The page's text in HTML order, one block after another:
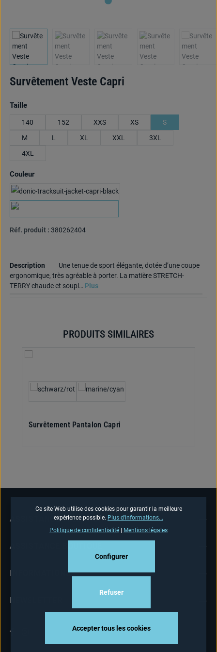
Survêtement Veste Capri
Sélectionnez
Taille
140 152 XXS XS
S
M
L XL XXL
3XL
4XL
Sélectionnez
Couleur
schwarz/rot
Réf. produit : 380262404
Description
Une tenue de sport élégante, dotée d’une coupe
ergonomique, très agréable à porter. La matière STRETCH-
TERRY chaude et soupl… Plus
Ignorer la galerie de produitsPRODUITS SIMILAIRES
Survêtement Pantalon Capri
ASSISTANCE TÉLÉPHONIQUE
ASSISTANCE BOUTIQUE
INFORMATIONS
Ce site Web utilise des cookies pour garantir la meilleure
expérience possible. Plus d'informations...
Politique de confidentialité | Mentions légales
Refuser
Configurer
Accepter tous les cookies